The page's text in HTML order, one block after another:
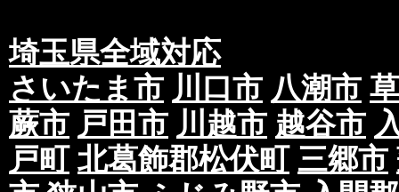
埼玉県全域対応
さいたま市 川口市 八潮市
蕨市 戸田市 川越市 越谷市
戸町 北葛飾郡松伏町 三郷市